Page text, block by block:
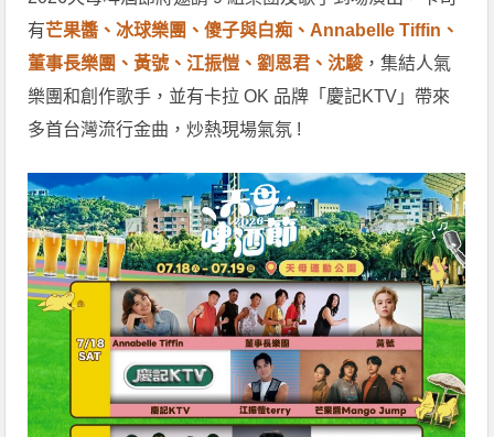
有芒果醬、冰球樂團、傻子與白痴​、Annabelle Tiffin、
董事長樂團、黃號、江振愷、劉恩君、沈駿 ，集結人氣
樂團和創作歌手，並有卡拉 OK 品牌「慶記KTV」帶來
多首台灣流行金曲，炒熱現場氣氛 !